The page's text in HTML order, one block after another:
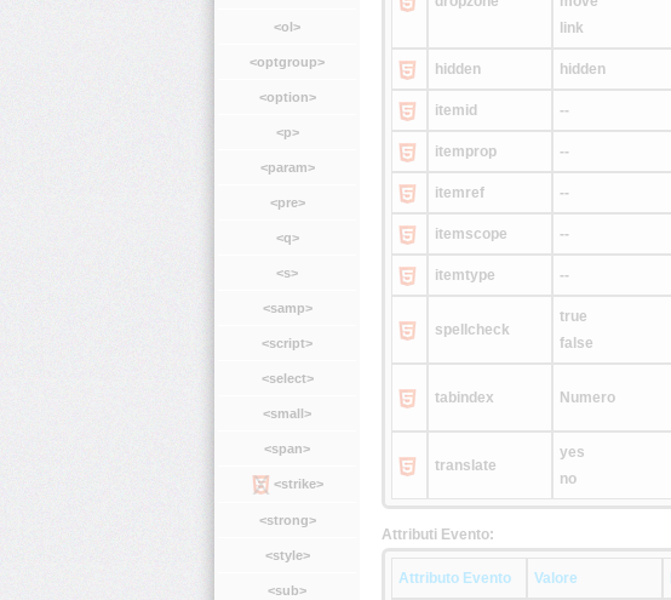
<ol>
<optgroup>
<option>
<p>
<param>
<pre>
<q>
<s>
<samp>
<script>
<select>
<small>
<span>
<strike>
<strong>
<style>
<sub>
link
hidden hidden
itemid --
itemprop --
itemref --
itemscope --
itemtype --
spellcheck
true
false
tabindex Numero
translate
yes
no
Attributi Evento:
Attributo Evento Valore